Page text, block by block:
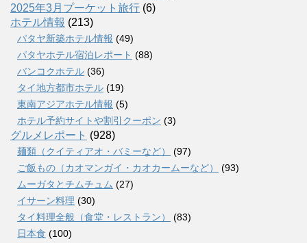
2025年3月プーケット旅行 (6)
ホテル情報 (213)
パタヤ新築ホテル情報 (49)
パタヤホテル宿泊レポート (88)
バンコクホテル (36)
タイ地方都市ホテル (19)
東南アジアホテル情報 (5)
ホテル予約サイトや割引クーポン (3)
グルメレポート (928)
麺類（クイティアオ・バミーなど）
(97)
ご飯もの（カオマンガイ・カオカームーなど）
(93)
ムーガタとチムチュム (27)
イサーン料理 (30)
タイ料理全般（食堂・レストラン）
(83)
日本食 (100)